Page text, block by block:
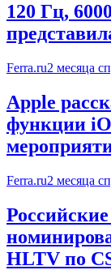
120 Гц,
Ferra.ru2 месяца
Apple
функции
Ferra.ru2 месяца
HLTV по